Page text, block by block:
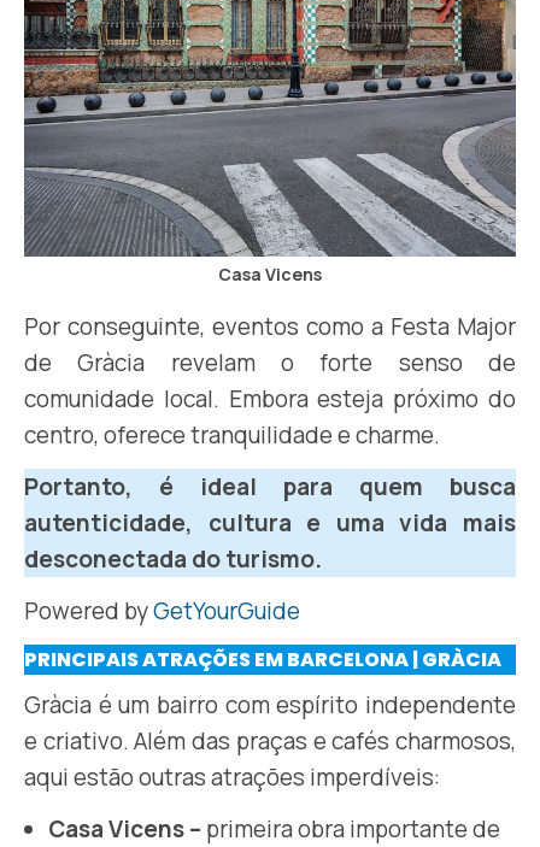
Casa Vicens
Por conseguinte, eventos como a Festa Major
de Gràcia revelam o forte senso de
comunidade local. Embora esteja próximo do
centro, oferece tranquilidade e charme.
Portanto, é ideal para quem busca
autenticidade, cultura e uma vida mais
desconectada do turismo.
Powered byGetYourGuide
PRINCIPAIS ATRAÇÕES EM BARCELONA | GRÀCIA
Gràcia é um bairro com espírito independente
e criativo. Além das praças e cafés charmosos,
aqui estão outras atrações imperdíveis:
Casa Vicens – primeira obra importante de